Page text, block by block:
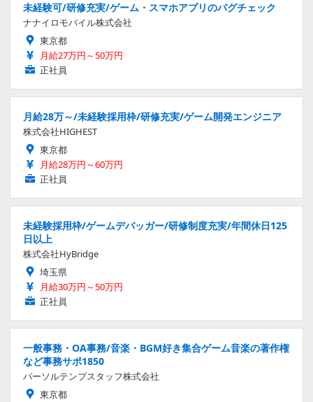
未経験可/研修充実/ゲーム・スマホアプリのバグチェック
ナナイロモバイル株式会社
東京都
月給27万円～50万円
正社員
月給28万～/未経験採用枠/研修充実/ゲーム開発エンジニア
株式会社HIGHEST
東京都
月給28万円～60万円
正社員
未経験採用枠/ゲームデバッガー/研修制度充実/年間休日125
日以上
株式会社HyBridge
埼玉県
月給30万円～50万円
正社員
一般事務・OA事務/音楽・BGM好き集合ゲーム音楽の著作権
など事務サポ1850
パーソルテンプスタッフ株式会社
東京都